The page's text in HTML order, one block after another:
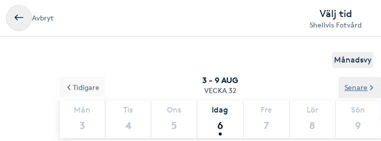
Avbryt Välj tid
Shellvis Fotvård
Månadsvy
3 - 9 AUG
VECKA 32
Mån
3
Tis
4
Ons
5
Idag
6
Fre
7
Lör
8
Sön
9
Tidigare Senare